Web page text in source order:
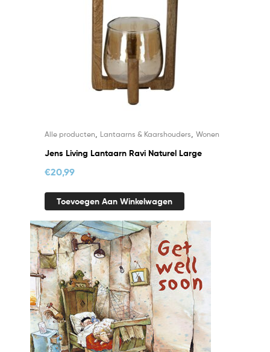
Alle producten Lantaarns & Kaarshouders Wonen
Jens Living Lantaarn Ravi Naturel Large
€20,99
Toevoegen Aan Winkelwagen